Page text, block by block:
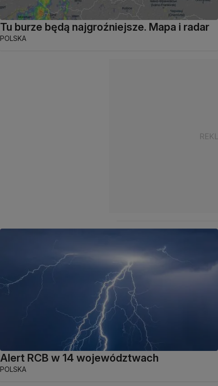
Tu burze będą najgroźniejsze. Mapa i radar
POLSKA
Alert RCB w 14 województwach
POLSKA